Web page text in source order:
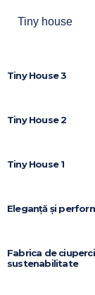
Tiny house
Tiny House 3
Tiny House 2
Tiny House 1
Eleganță și
Fabrica de
sustenabilitate